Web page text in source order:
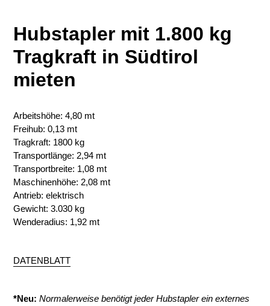
Hubstapler mit 1.800 kg
Tragkraft in Südtirol
mieten
Arbeitshöhe: 4,80 mt
Freihub: 0,13 mt
Tragkraft: 1800 kg
Transportlänge: 2,94 mt
Transportbreite: 1,08 mt
Maschinenhöhe: 2,08 mt
Antrieb: elektrisch
Gewicht: 3.030 kg
Wenderadius: 1,92 mt
DATENBLATT
*Neu: Normalerweise benötigt jeder Hubstapler ein externes